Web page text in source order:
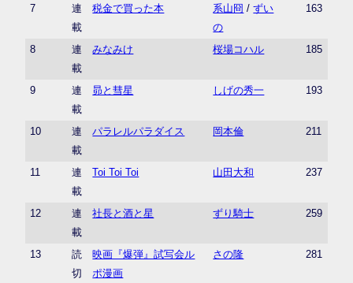
7
連
載
税金で買った本 系山冏 /ずい
の
163
8
連
載
みなみけ 桜場コハル 185
9
連
載
昴と彗星 しげの秀一 193
10
連
載
パラレルパラダイス 岡本倫 211
11
連
載
Toi Toi Toi 山田大和 237
12
連
載
社長と酒と星 ずり騎士 259
13
読
切
映画『爆弾』試写会ル
ポ漫画
さの隆 281